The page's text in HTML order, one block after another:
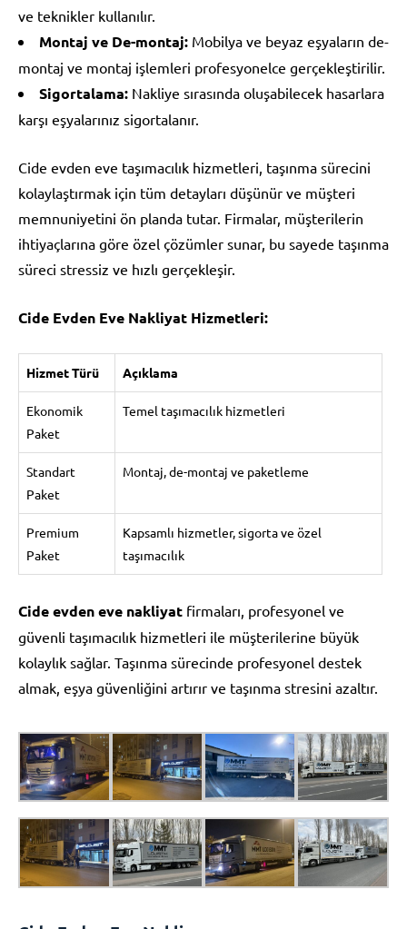
ve teknikler kullanılır.
Montaj ve De-montaj: Mobilya ve beyaz eşyaların de-
montaj ve montaj işlemleri profesyonelce gerçekleştirilir.
Sigortalama: Nakliye sırasında oluşabilecek hasarlara
karşı eşyalarınız sigortalanır.
Cide evden eve taşımacılık hizmetleri, taşınma sürecini
kolaylaştırmak için tüm detayları düşünür ve müşteri
memnuniyetini ön planda tutar. Firmalar, müşterilerin
ihtiyaçlarına göre özel çözümler sunar, bu sayede taşınma
süreci stressiz ve hızlı gerçekleşir.
Cide Evden Eve Nakliyat Hizmetleri:
Hizmet Türü Açıklama
Ekonomik
Paket
Temel taşımacılık hizmetleri
Standart
Paket
Montaj, de-montaj ve paketleme
Premium
Paket
Kapsamlı hizmetler, sigorta ve özel
taşımacılık
Cide evden eve nakliyat firmaları, profesyonel ve
güvenli taşımacılık hizmetleri ile müşterilerine büyük
kolaylık sağlar. Taşınma sürecinde profesyonel destek
almak, eşya güvenliğini artırır ve taşınma stresini azaltır.